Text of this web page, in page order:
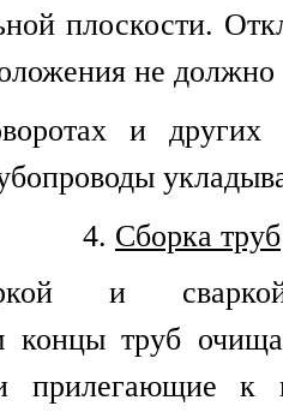
плоскости.
не
и других
4. Сборка труб
и сваркой
концы труб
прилегающие к